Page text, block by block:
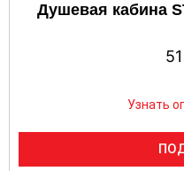
Душевая кабина
Узнать